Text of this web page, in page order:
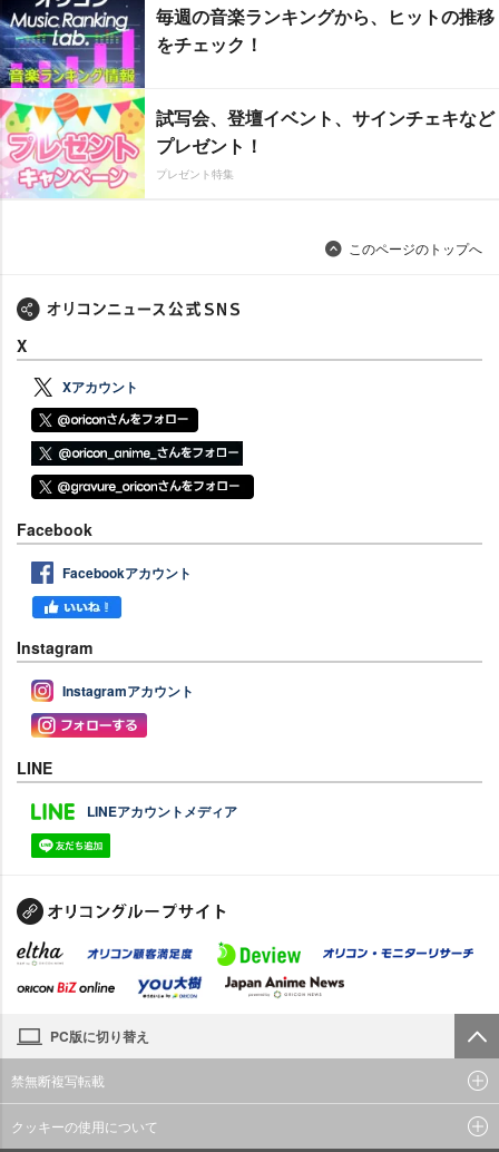
毎週の音楽ランキングから、ヒットの推移
をチェック！
試写会、登壇イベント、サインチェキなど
プレゼント！
プレゼント特集
このページのトップへ
X
Xアカウント
Facebook
Facebookアカウント
Instagram
Instagramアカウント
LINE
LINEアカウントメディア
PC版に切り替え
禁無断複写転載
クッキーの使用について